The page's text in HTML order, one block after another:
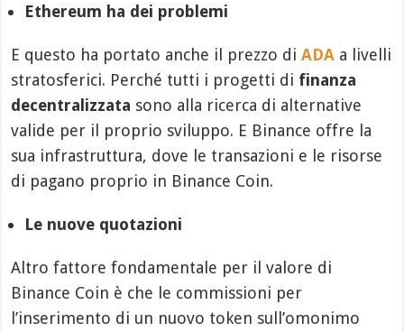
Ethereum ha dei problemi
E questo ha portato anche il prezzo diADA a livelli
stratosferici. Perché tutti i progetti di finanza
decentralizzata sono alla ricerca di alternative
valide per il proprio sviluppo. E Binance offre la
sua infrastruttura, dove le transazioni e le risorse
di pagano proprio in Binance Coin.
Le nuove quotazioni
Altro fattore fondamentale per il valore di
Binance Coin è che le commissioni per
l’inserimento di un nuovo token sull’omonimo